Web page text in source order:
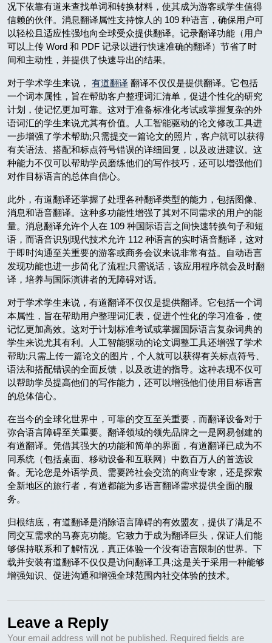
况下依靠有道来查找单词和转换材料，使其成为游客或学生值得
信赖的伙伴。消息翻译属性支持惊人的 109 种语言，确保用户可
以轻松且适应性强地向全球受众提供翻译。记录翻译功能（用户
可以上传 Word 和 PDF 记录以进行快速准确的翻译）节省了时
间和主动性，并提供了快速导出的结果。
对于学术学生来说， 有道翻译 翻译不仅仅是提供翻译。它包括
一个词本属性，旨在帮助客户整理词汇清单，促进个性化的研究
计划，使记忆更加可靠。这对于准备标准化考试或掌握复杂的外
语词汇的学生来说尤其有价值。人工智能驱动的论文修改工具进
一步增强了学术帮助;只需提交一篇论文的照片，客户就可以获得
有关语法、搭配和标点符号错误的详细回复，以及改进建议。这
种能力不仅可以帮助学员磨练他们的写作技巧，还可以增强他们
对作目标语言的总体自信心。
此外，有道翻译还掌握了处理各种翻译类型的能力，包括图像、
消息和语音翻译。这种多功能性增强了其对不同需求的用户的能
量。消息翻译允许个人在 109 种国际语言之间快速转换句子和短
语，而语音识别现代技术允许 112 种语言的实时语音翻译，这对
于即时沟通至关重要的游客或商务会议来说非常有益。自动语言
发现功能也进一步简化了流程;只需说话，该应用程序就会及时翻
译，培养与国际演讲者的无障碍对话。
对于学术学生来说，有道翻译不仅仅是提供翻译。它包括一个词
本属性，旨在帮助用户整理词汇表，促进个性化的学习准备，使
记忆更加高效。这对于计划标准考试或掌握国际语言复杂词典的
学生来说尤其有利。人工智能驱动的论文调整工具还增强了学术
帮助;只需上传一篇论文的图片，个人就可以获得有关标点符号、
语法和搭配错误的全面反馈，以及改进的指导。这种表现不仅可
以帮助学员提高他们的写作能力，还可以增强他们使用目标语言
的总体信心。
在当今的全球化世界中，可靠的交互至关重要，而翻译设备对于
弥合语言障碍至关重要。翻译领域的领先品牌之一是网易创建的
有道翻译。凭借其强大的功能和简单的界面，有道翻译已成为不
同系统（包括桌面、移动设备和互联网）中数百万人的首选设
备。无论您是外语学员、需要跨社会交流的商业专家，还是探索
全新地区的旅行者，有道都能为多语言翻译需求提供全面的服
务。
归根结底，有道翻译是消除语言障碍的有效盟友，提供了满足不
同交互需求的马赛克功能。它致力于成为翻译巨头，保证人们能
够保持联系和了解情况，真正体验一个没有语言限制的世界。下
载并安装有道翻译不仅仅是访问翻译工具;这是关于采用一种能够
增强知识、促进沟通和增强全球范围内社交体验的技术。
Leave a Reply
Your email address will not be published. Required fields are